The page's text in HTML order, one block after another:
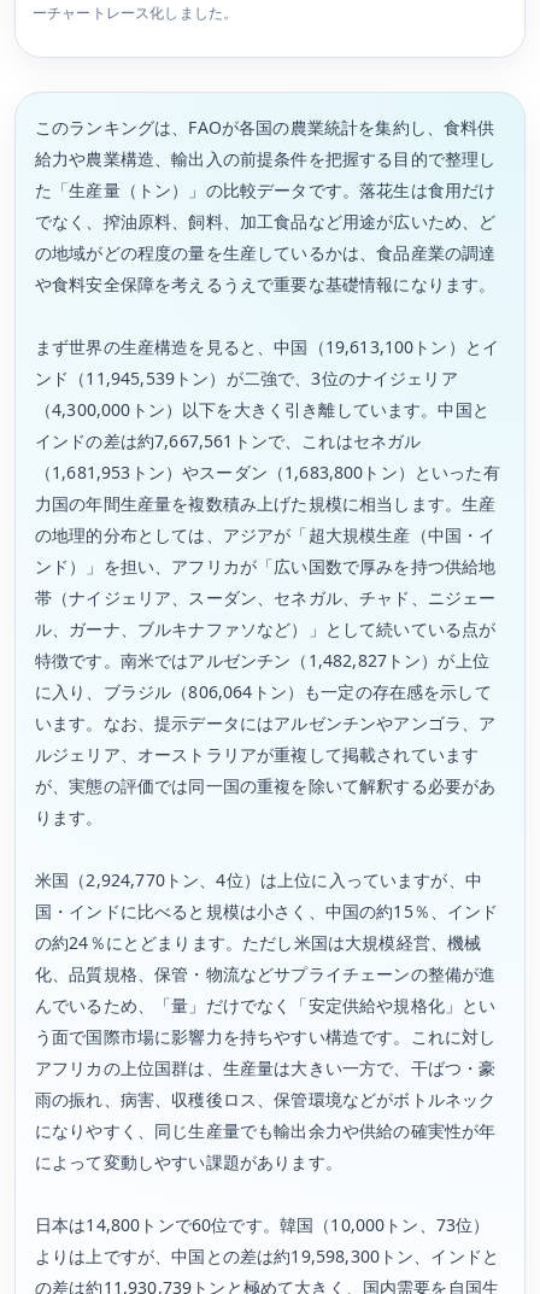
ーチャートレース化しました。
このランキングは、FAOが各国の農業統計を集約し、食料供
給力や農業構造、輸出入の前提条件を把握する目的で整理し
た「生産量（トン）」の比較データです。落花生は食用だけ
でなく、搾油原料、飼料、加工食品など用途が広いため、ど
の地域がどの程度の量を生産しているかは、食品産業の調達
や食料安全保障を考えるうえで重要な基礎情報になります。
まず世界の生産構造を見ると、中国（19,613,100トン）とイ
ンド（11,945,539トン）が二強で、3位のナイジェリア
（4,300,000トン）以下を大きく引き離しています。中国と
インドの差は約7,667,561トンで、これはセネガル
（1,681,953トン）やスーダン（1,683,800トン）といった有
力国の年間生産量を複数積み上げた規模に相当します。生産
の地理的分布としては、アジアが「超大規模生産（中国・イ
ンド）」を担い、アフリカが「広い国数で厚みを持つ供給地
帯（ナイジェリア、スーダン、セネガル、チャド、ニジェー
ル、ガーナ、ブルキナファソなど）」として続いている点が
特徴です。南米ではアルゼンチン（1,482,827トン）が上位
に入り、ブラジル（806,064トン）も一定の存在感を示して
います。なお、提示データにはアルゼンチンやアンゴラ、ア
ルジェリア、オーストラリアが重複して掲載されています
が、実態の評価では同一国の重複を除いて解釈する必要があ
ります。
米国（2,924,770トン、4位）は上位に入っていますが、中
国・インドに比べると規模は小さく、中国の約15％、インド
の約24％にとどまります。ただし米国は大規模経営、機械
化、品質規格、保管・物流などサプライチェーンの整備が進
んでいるため、「量」だけでなく「安定供給や規格化」とい
う面で国際市場に影響力を持ちやすい構造です。これに対し
アフリカの上位国群は、生産量は大きい一方で、干ばつ・豪
雨の振れ、病害、収穫後ロス、保管環境などがボトルネック
になりやすく、同じ生産量でも輸出余力や供給の確実性が年
によって変動しやすい課題があります。
日本は14,800トンで60位です。韓国（10,000トン、73位）
よりは上ですが、中国との差は約19,598,300トン、インドと
の差は約11,930,739トンと極めて大きく、国内需要を自国生